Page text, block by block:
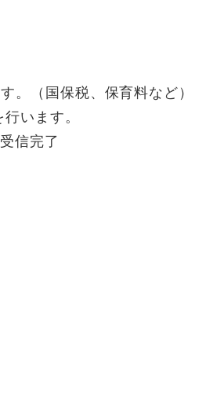
。（国保税、保育料など）
います。
信完了